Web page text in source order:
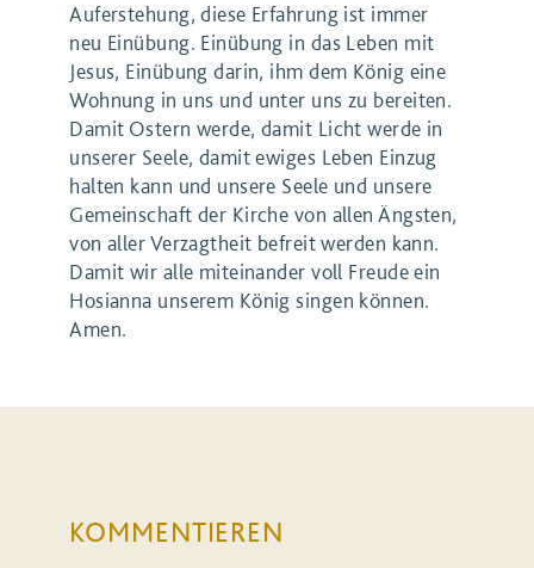
Auferstehung, diese Erfahrung ist immer
neu Einübung. Einübung in das Leben mit
Jesus, Einübung darin, ihm dem König eine
Wohnung in uns und unter uns zu bereiten.
Damit Ostern werde, damit Licht werde in
unserer Seele, damit ewiges Leben Einzug
halten kann und unsere Seele und unsere
Gemeinschaft der Kirche von allen Ängsten,
von aller Verzagtheit befreit werden kann.
Damit wir alle miteinander voll Freude ein
Hosianna unserem König singen können.
Amen.
KOMMENTIEREN